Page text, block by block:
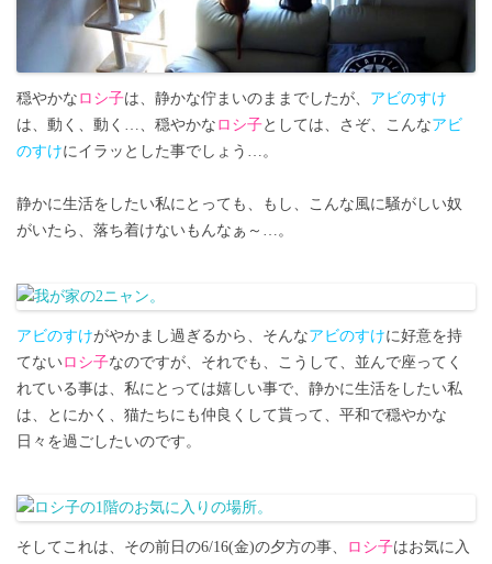
穏やかな ロシ子は、静かな佇まいのままでしたが、 アビのすけ
は、動く、動く…、穏やかな ロシ子としては、さぞ、こんなアビ
のすけにイラッとした事でしょう…。
静かに生活をしたい私にとっても、もし、こんな風に騒がしい奴
がいたら、落ち着けないもんなぁ～…。
アビのすけがやかまし過ぎるから、そんなアビのすけに好意を持
てないロシ子なのですが、それでも、こうして、並んで座ってく
れている事は、私にとっては嬉しい事で、静かに生活をしたい私
は、とにかく、猫たちにも仲良くして貰って、平和で穏やかな
日々を過ごしたいのです。
そしてこれは、その前日の6/16(金)の夕方の事、 ロシ子はお気に入